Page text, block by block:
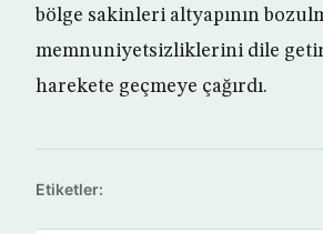
bölge sakinleri altyapının
memnuniyetsizliklerini dile
harekete geçmeye çağırdı.
Etiketler: